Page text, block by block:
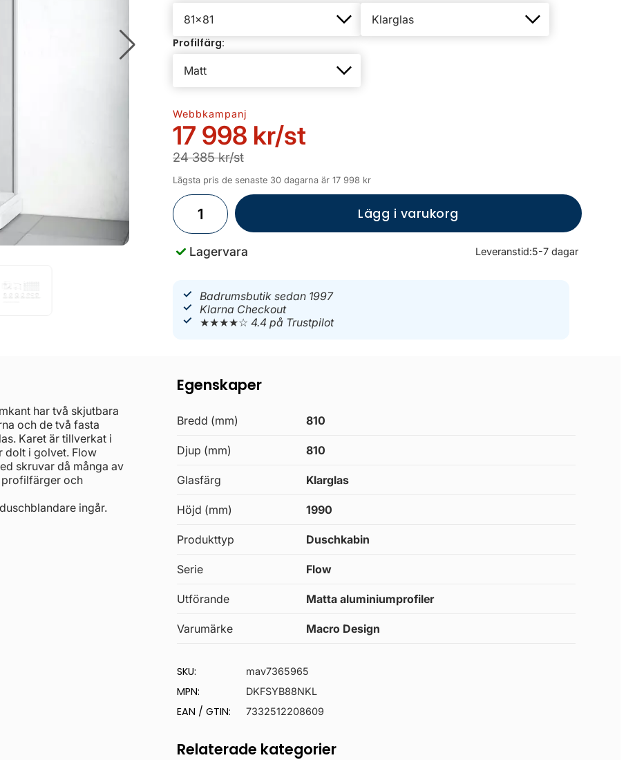
Profilfärg:
Webbkampanj
17 998 kr/st
24 385 kr/st
Lägsta pris de senaste 30 dagarna är 17 998 kr
Lägg i varukorg
Lagervara Leveranstid:5-7 dagar
Badrumsbutik sedan 1997
Klarna Checkout
★★★★☆4.4 på Trustpilot
har två skjutbara
och de två fasta
Karet är tillverkat i
dolt i golvet. Flow
skruvar då många av
profilfärger och
ingår.
Egenskaper
Bredd (mm) 810
Djup (mm) 810
Glasfärg Klarglas
Höjd (mm) 1990
Produkttyp Duschkabin
Serie Flow
Utförande Matta aluminiumprofiler
Varumärke Macro Design
SKU: mav7365965
MPN: DKFSYB88NKL
EAN / GTIN: 7332512208609
Relaterade kategorier